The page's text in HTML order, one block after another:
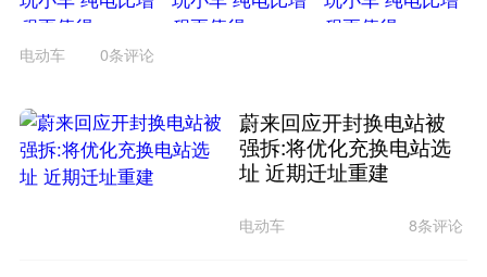
电动车 0条评论
蔚来回应开封换电站被
强拆:将优化充换电站选
址 近期迁址重建
电动车 8条评论